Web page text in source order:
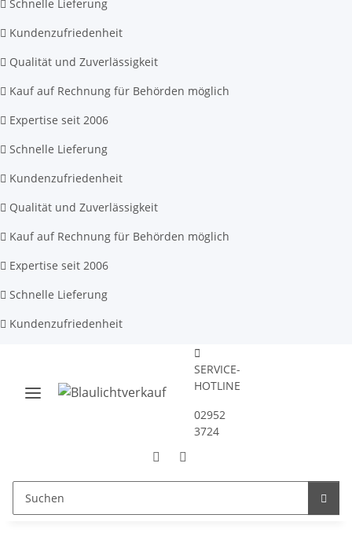
Schnelle Lieferung
Kundenzufriedenheit
Qualität und Zuverlässigkeit
Kauf auf Rechnung für Behörden möglich
Expertise seit 2006
Schnelle Lieferung
Kundenzufriedenheit
Qualität und Zuverlässigkeit
Kauf auf Rechnung für Behörden möglich
Expertise seit 2006
Schnelle Lieferung
Kundenzufriedenheit
SERVICE-
HOTLINE
02952
3724